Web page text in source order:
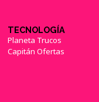
TECNOLOGÍA
Planeta Trucos
Capitán Ofertas